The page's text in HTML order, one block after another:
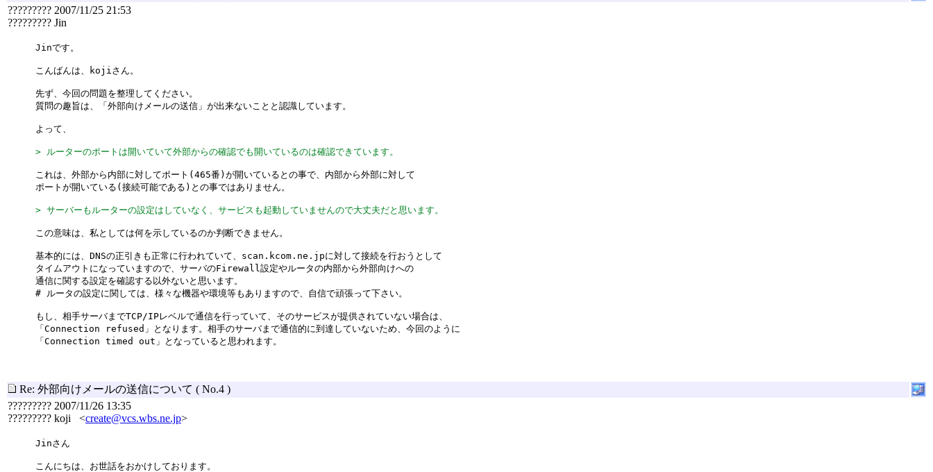
????????? 2007/11/25 21:53
????????? Jin
Jinです。
こんばんは、kojiさん。
先ず、今回の問題を整理してください。
質問の趣旨は、「外部向けメールの送信」が出来ないことと認識しています。
よって、
> ルーターのポートは開いていて外部からの確認でも開いているのは確認できています。
これは、外部から内部に対してポート(465番)が開いているとの事で、内部から外部に対して
ポートが開いている(接続可能である)との事ではありません。
> サーバーもルーターの設定はしていなく、サービスも起動していませんので大丈夫だと思います。
この意味は、私としては何を示しているのか判断できません。
基本的には、DNSの正引きも正常に行われていて、scan.kcom.ne.jpに対して接続を行おうとして
タイムアウトになっていますので、サーバのFirewall設定やルータの内部から外部向けへの
通信に関する設定を確認する以外ないと思います。
# ルータの設定に関しては、様々な機器や環境等もありますので、自信で頑張って下さい。
もし、相手サーバまでTCP/IPレベルで通信を行っていて、そのサービスが提供されていない場合は、
「Connection refused」となります。相手のサーバまで通信的に到達していないため、今回のように
「Connection timed out」となっていると思われます。
Re: 外部向けメールの送信について ( No.4 )
????????? 2007/11/26 13:35
????????? koji <create@vcs.wbs.ne.jp>
Jinさん
こんにちは、お世話をおかけしております。